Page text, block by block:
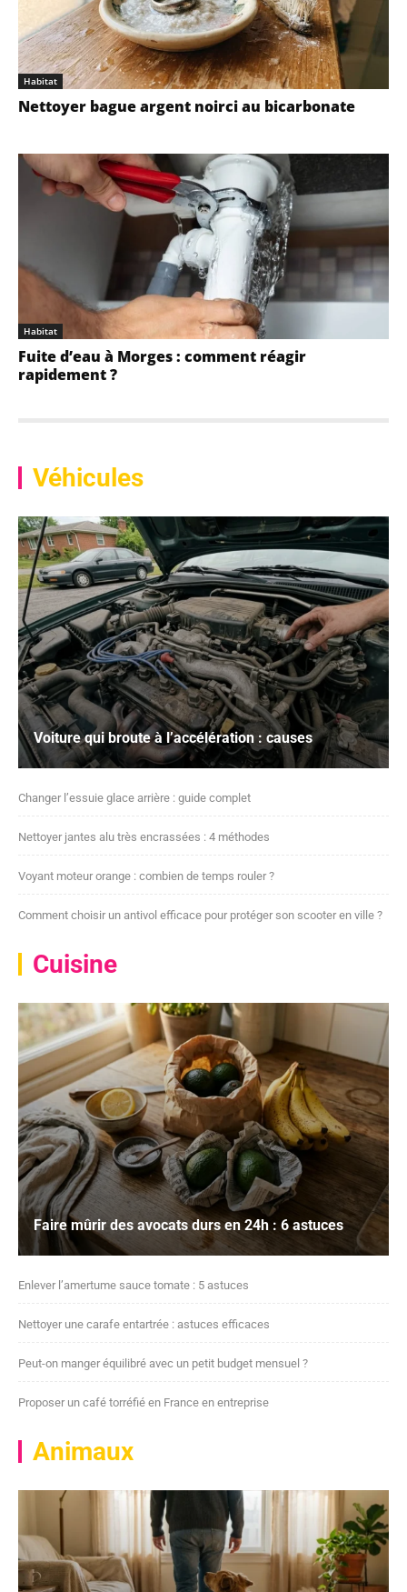
Habitat
Nettoyer bague argent noirci au bicarbonate
Habitat
Fuite d’eau à Morges : comment réagir
rapidement ?
Véhicules
Voiture qui broute à l’accélération : causes
Changer l’essuie glace arrière : guide complet
Nettoyer jantes alu très encrassées : 4 méthodes
Voyant moteur orange : combien de temps rouler ?
Comment choisir un antivol efficace pour protéger son scooter en ville ?
Cuisine
Faire mûrir des avocats durs en 24h : 6 astuces
Enlever l’amertume sauce tomate : 5 astuces
Nettoyer une carafe entartrée : astuces efficaces
Peut-on manger équilibré avec un petit budget mensuel ?
Proposer un café torréfié en France en entreprise
Animaux